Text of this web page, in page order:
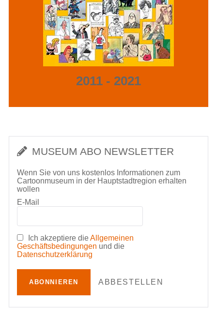
2011 - 2021
MUSEUM ABO NEWSLETTER
Wenn Sie von uns kostenlos Informationen zum
Cartoonmuseum in der Hauptstadtregion erhalten
wollen
E-Mail
Ich akzeptiere dieAllgemeinen
Geschäftsbedingungen und die
Datenschutzerklärung
ABONNIEREN ABBESTELLEN